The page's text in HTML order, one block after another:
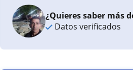
¿Quieres saber más
Datos verificados